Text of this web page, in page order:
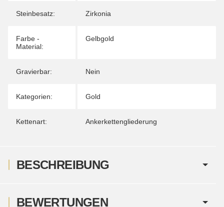
Steinbesatz: Zirkonia
Farbe -
Material:
Gelbgold
Gravierbar: Nein
Kategorien: Gold
Kettenart: Ankerkettengliederung
BESCHREIBUNG
BEWERTUNGEN